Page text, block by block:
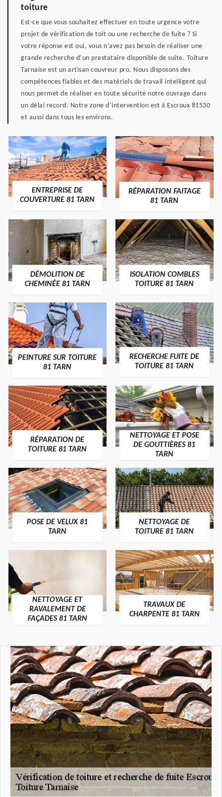
toiture
Est-ce que vous souhaitez effectuer en toute urgence votre
projet de vérification de toit ou une recherche de fuite ? Si
votre réponse est oui, vous n’avez pas besoin de réaliser une
grande recherche d’un prestataire disponible de suite. Toiture
Tarnaise est un artisan couvreur pro. Nous disposons des
compétences fiables et des matériels de travail intelligent qui
nous permet de réaliser en toute sécurité notre ouvrage dans
un délai record. Notre zone d’intervention est à Escroux 81530
et aussi dans tous les environs.
ENTREPRISE DE
COUVERTURE 81 TARN
RÉPARATION FAITAGE
81 TARN
DÉMOLITION DE
CHEMINÉE 81 TARN
ISOLATION COMBLES
TOITURE 81 TARN
PEINTURE SUR TOITURE
81 TARN
RECHERCHE FUITE DE
TOITURE 81 TARN
RÉPARATION DE
TOITURE 81 TARN
NETTOYAGE ET POSE
DE GOUTTIÈRES 81
TARN
POSE DE VELUX 81
TARN
NETTOYAGE DE
TOITURE 81 TARN
NETTOYAGE ET
RAVALEMENT DE
FAÇADES 81 TARN
TRAVAUX DE
CHARPENTE 81 TARN